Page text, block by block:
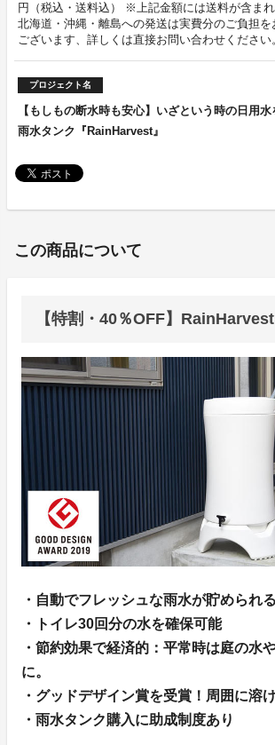
円（税込・送料込） ※上記金額には送料が含ま
北海道・沖縄・離島への発送は実費分のご負担
ございます、詳しくは直接お問い合わせください
プロジェクト名
【もしもの断水時も安心】いざという時の日用
雨水タンク『RainHarvest』
この商品について
【特割・40％OFF】
・自動でフレッシュな雨水が貯められる
・トイレ30回分の水を確保可能
・節約効果で経済的：平常時は庭の水
に。
・グッドデザイン賞を受賞！周囲に溶
・雨水タンク購入に助成制度あり